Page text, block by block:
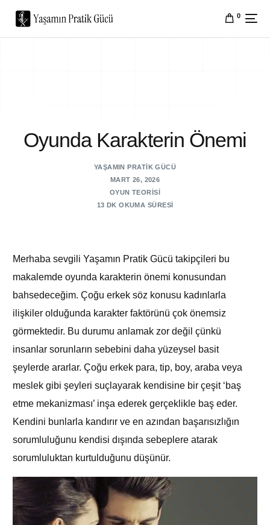
0
Oyunda Karakterin Önemi
YAŞAMIN PRATIK GÜCÜ
MART 26, 2026
OYUN TEORISI
13 DK OKUMA SÜRESI
Merhaba sevgili Yaşamın Pratik Gücü takipçileri bu
makalemde oyunda karakterin önemi konusundan
bahsedeceğim. Çoğu erkek söz konusu kadınlarla
ilişkiler olduğunda karakter faktörünü çok önemsiz
görmektedir. Bu durumu anlamak zor değil çünkü
insanlar sorunların sebebini daha yüzeysel basit
şeylerde ararlar. Çoğu erkek para, tip, boy, araba veya
meslek gibi şeyleri suçlayarak kendisine bir çeşit ‘baş
etme mekanizması’ inşa ederek gerçeklikle baş eder.
Kendini bunlarla kandırır ve en azından başarısızlığın
sorumluluğunu kendisi dışında sebeplere atarak
sorumluluktan kurtulduğunu düşünür.